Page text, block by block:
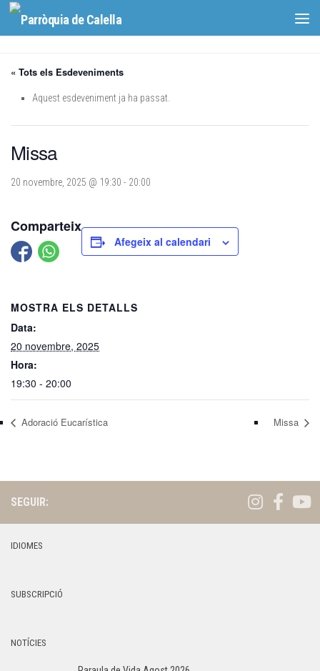
Skip to content
« Tots els Esdeveniments
Aquest esdeveniment ja ha passat.
Missa
20 novembre, 2025 @ 19:30 - 20:00
Comparteix
Afegeix al calendari
MOSTRA ELS DETALLS
Data:
20 novembre, 2025
Hora:
19:30 - 20:00
Adoració Eucarística Missa
SEGUIR:
IDIOMES
SUBSCRIPCIÓ
NOTÍCIES